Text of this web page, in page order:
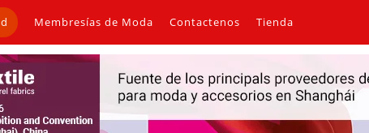
Membresías de Moda Contactenos Tienda